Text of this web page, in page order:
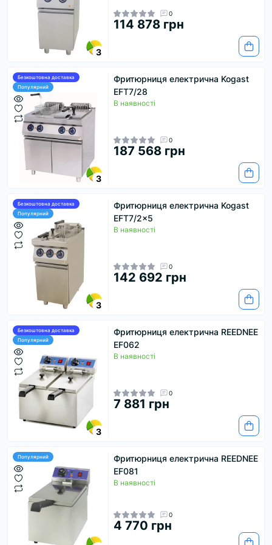
3
0
114 878 грн
Безкоштовна доставка
Популярний
3
Фритюрниця електрична Kogast
EFT7/28
В наявності
0
187 568 грн
Безкоштовна доставка
Популярний
3
Фритюрниця електрична Kogast
EFT7/2x5
В наявності
0
142 692 грн
Безкоштовна доставка
Популярний
3
Фритюрниця електрична REEDNEE
EF062
В наявності
0
7 881 грн
Популярний
Фритюрниця електрична REEDNEE
EF081
В наявності
0
4 770 грн